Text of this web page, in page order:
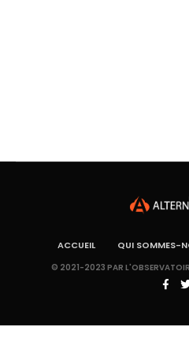
ACCUEIL QUI SOMMES-
© 2021-2023 PAR